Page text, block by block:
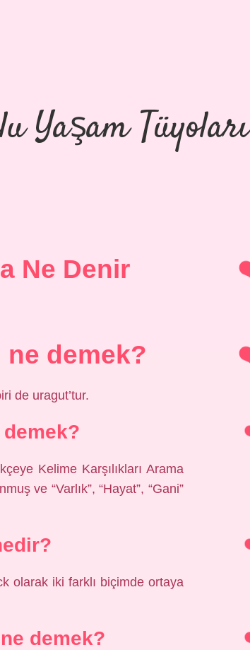
Yaşam Tüyoları
Ne Denir
ne demek?
de uragut’tur.
Kelime Karşılıkları Arama
ve “Varlık”, “Hayat”, “Gani”
olarak iki farklı biçimde ortaya
demek?